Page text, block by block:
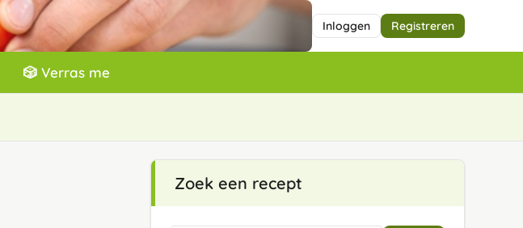
Inloggen Registreren
🎲 Verras me
Zoek een recept